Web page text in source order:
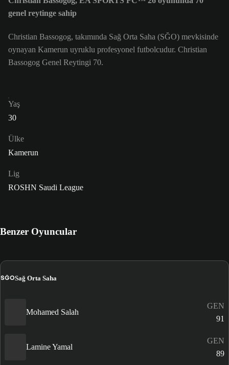
genel reytinge sahip
Christian Bassogog, takımında Sağ Orta Saha (SĞO) mevkisinde
oynayan Kamerun uyruklu profesyonel futbolcudur. Christian
Bassogog Genel Reytingi 70.
Yaş
30
Ülke
Kamerun
Lig
ROSHN Saudi League
Benzer Oyuncular
SĞOSağ Orta Saha
Mohamed Salah
GEN
91
Lamine Yamal
GEN
89